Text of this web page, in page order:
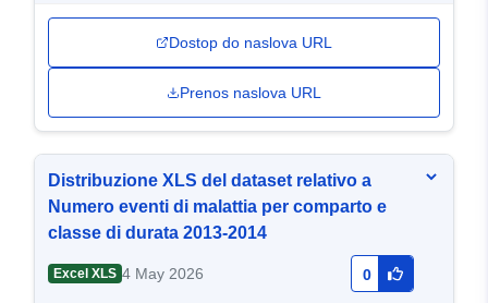
Dostop do naslova URL
Prenos naslova URL
Distribuzione XLS del dataset relativo a
Numero eventi di malattia per comparto e
classe di durata 2013-2014
Excel XLS 4 May 2026 0